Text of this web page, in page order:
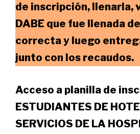
de inscripción, llenarla,
DABE que fue llenada
correcta y luego
junto con los recaudos.
Acceso a planilla de
ESTUDIANTES DE
SERVICIOS DE LA